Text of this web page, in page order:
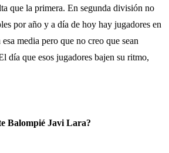
que la primera. En segunda división no
por año y a día de hoy hay jugadores en
media pero que no creo que sean
día que esos jugadores bajen su ritmo,
Balompié Javi Lara?